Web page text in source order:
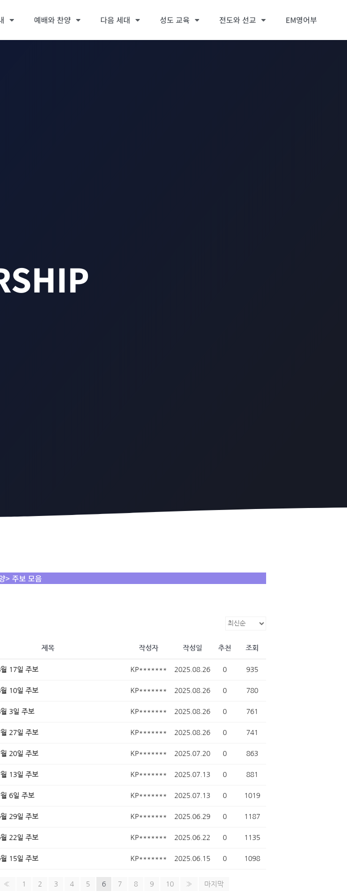
예배와 찬양 다음 세대 성도 교육 전도와 선교 EM영어부
> 주보 모음
제목 작성자 작성일 추천 조회
17일 주보 KP******* 2025.08.26 0 935
10일 주보 KP******* 2025.08.26 0 780
3일 주보 KP******* 2025.08.26 0 761
27일 주보 KP******* 2025.08.26 0 741
20일 주보 KP******* 2025.07.20 0 863
13일 주보 KP******* 2025.07.13 0 881
6일 주보 KP******* 2025.07.13 0 1019
29일 주보 KP******* 2025.06.29 0 1187
22일 주보 KP******* 2025.06.22 0 1135
15일 주보 KP******* 2025.06.15 0 1098
« 1 2 3 4 5 6 7 8 9 10 » 마지막